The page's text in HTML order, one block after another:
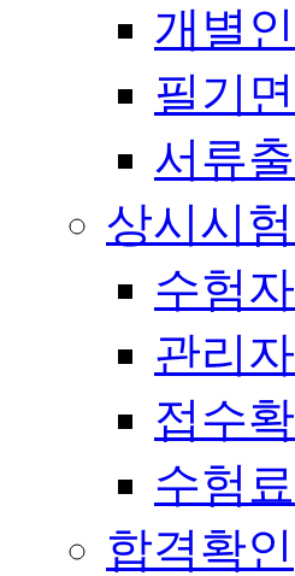
개별
필기
서류
상시시
수험
관리
접수
수험
합격확인